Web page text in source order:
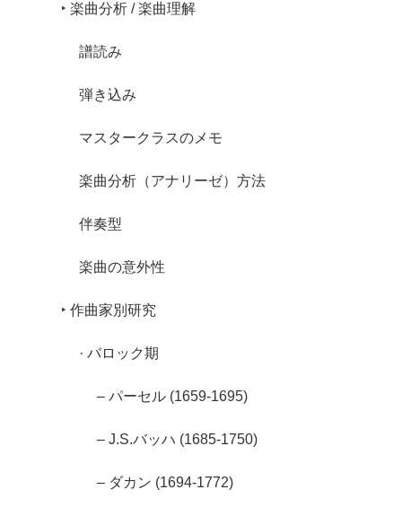
‣ 楽曲分析 / 楽曲理解
譜読み
弾き込み
マスタークラスのメモ
楽曲分析（アナリーゼ）方法
伴奏型
楽曲の意外性
‣ 作曲家別研究
· バロック期
– パーセル (1659-1695)
– J.S.バッハ (1685-1750)
– ダカン (1694-1772)